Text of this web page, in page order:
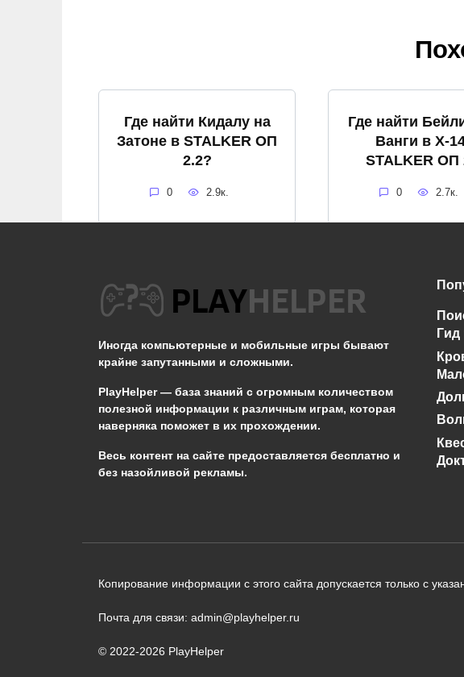
Где найти Кидалу на
Затоне в STALKER ОП
2.2?
0 2.9к.
Где найти
Ванги в X-
STALKER ОП
0 2.7к.
Не появляется Кот в
STALKER ОП 2.2
Нет диалога
Бизоны у
Сталкер ОП
5.2к.
Иногда компьютерные и мобильные игры бывают
крайне запутанными и сложными.
PlayHelper — база знаний с огромным количеством
полезной информации к различным играм, которая
наверняка поможет в их прохождении.
Весь контент на сайте предоставляется бесплатно и
без назойливой рекламы.
Копирование информации с этого сайта допускается только с
Почта для связи: admin@playhelper.ru
© 2022-2026 PlayHelper
Сообщить об ошибке